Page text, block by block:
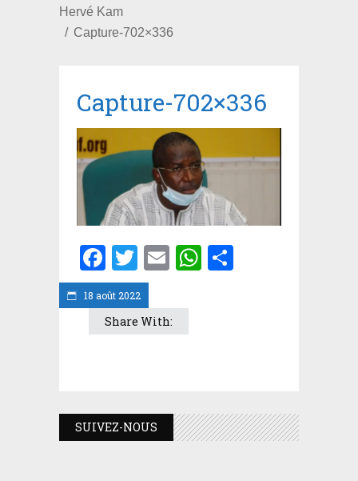
Hervé Kam
Capture-702×336
18 août 2022
Capture-702×336
Facebook
Twitter
EmailWhatsApp
Share With:
SUIVEZ-NOUS